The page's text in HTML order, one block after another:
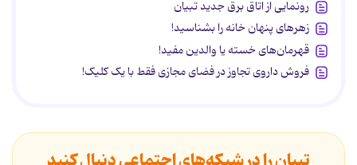
رونمایی از اتاق برق جدید تبیان
زهرهای پنهان خانه را بشناسید!
قهرمان‌های خسته یا والدین مفید!
فروش داروی تجاوز در فضای مجازی فقط با یک کلیک!